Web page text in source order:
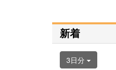
新着
3日分